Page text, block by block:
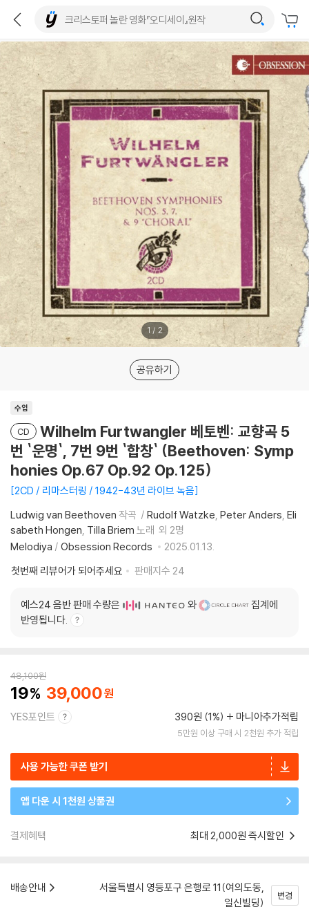
1 / 2
공유하기
수입
CD
Wilhelm Furtwangler 베토벤: 교향곡 5
번 `운명`, 7번 9번 `합창` (Beethoven: Symp
honies Op.67 Op.92 Op.125)
2CD / 리마스터링 / 1942-43년 라이브 녹음
Ludwig van Beethoven 작곡 Rudolf Watzke Peter Anders Eli
sabeth Hongen Tilla Briem 노래 외 2명
Melodiya / Obsession Records
2025.01.13.
첫번째 리뷰어가 되어주세요
판매지수 24
예스24 음반 판매 수량은 와
집계에
반영됩니다.
48,100원
19 39,000
YES포인트 390원 (1%) 마니아추가적립
5만원 이상 구매 시 2천원 추가 적립
사용 가능한 쿠폰 받기
앱 다운 시 1천원 상품권
결제혜택 최대 2,000원 즉시할인
배송안내
서울특별시 영등포구 은행로 11(여의도동,
일신빌딩)
변경